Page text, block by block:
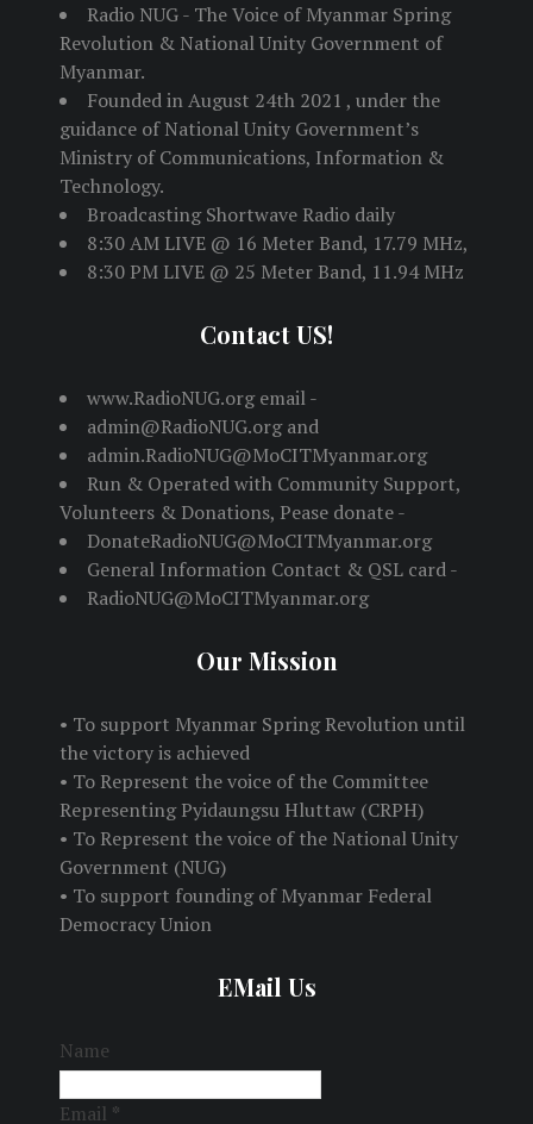
Radio NUG - The Voice of Myanmar Spring
Revolution & National Unity Government of
Myanmar.
Founded in August 24th 2021 , under the
guidance of National Unity Government’s
Ministry of Communications, Information &
Technology.
Broadcasting Shortwave Radio daily
8:30 AM LIVE @ 16 Meter Band, 17.79 MHz,
8:30 PM LIVE @ 25 Meter Band, 11.94 MHz
Contact US!
www.RadioNUG.org email -
admin@RadioNUG.org and
admin.RadioNUG@MoCITMyanmar.org
Run & Operated with Community Support,
Volunteers & Donations, Pease donate -
DonateRadioNUG@MoCITMyanmar.org
General Information Contact & QSL card -
RadioNUG@MoCITMyanmar.org
Our Mission
• To support Myanmar Spring Revolution until
the victory is achieved
• To Represent the voice of the Committee
Representing Pyidaungsu Hluttaw (CRPH)
• To Represent the voice of the National Unity
Government (NUG)
• To support founding of Myanmar Federal
Democracy Union
EMail Us
Name
Email *